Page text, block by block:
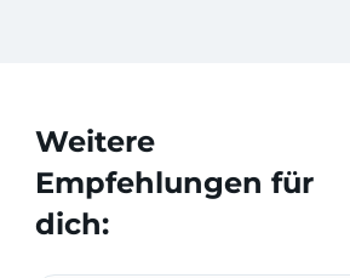
Weitere
Empfehlungen für
dich: